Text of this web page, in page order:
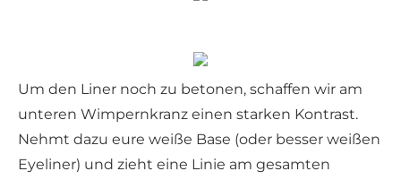
Um den Liner noch zu betonen, schaffen wir am
unteren Wimpernkranz einen starken Kontrast.
Nehmt dazu eure weiße Base (oder besser weißen
Eyeliner) und zieht eine Linie am gesamten